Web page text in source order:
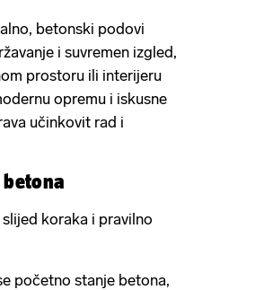
betonski podovi
i suvremen izgled,
prostoru ili interijeru
opremu i iskusne
učinkovit rad i
koraka i pravilno
početno stanje betona,